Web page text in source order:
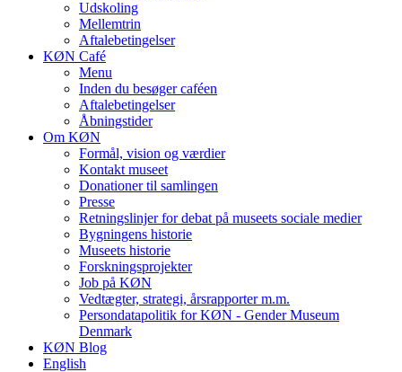
Udskoling
Mellemtrin
Aftalebetingelser
KØN Café
Menu
Inden du besøger caféen
Aftalebetingelser
Åbningstider
Om KØN
Formål, vision og værdier
Kontakt museet
Donationer til samlingen
Presse
Retningslinjer for debat på museets sociale medier
Bygningens historie
Museets historie
Forskningsprojekter
Job på KØN
Vedtægter, strategi, årsrapporter m.m.
Persondatapolitik for KØN - Gender Museum
Denmark
KØN Blog
English